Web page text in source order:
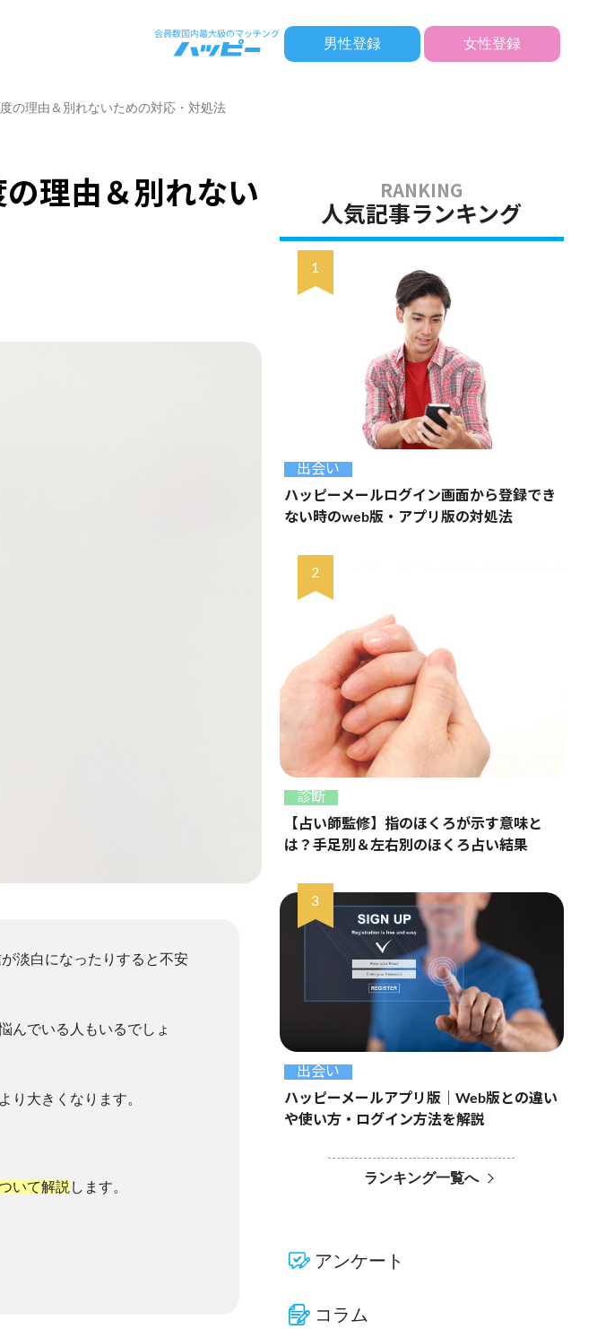
男性登録 女性登録
の理由＆別れないための対応・対処法
理由＆別れない
淡白になったりすると不安
んでいる人もいるでしょ
り大きくなります。
いて解説 します。
人気記事ランキング
出会い
ハッピーメールログイン画面から登録でき
ない時のweb版・アプリ版の対処法
診断
【占い師監修】指のほくろが示す意味と
は？手足別＆左右別のほくろ占い結果
出会い
ハッピーメールアプリ版｜Web版との違い
や使い方・ログイン方法を解説
ランキング一覧へ
アンケート
コラム